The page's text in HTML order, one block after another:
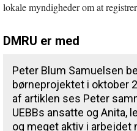
lokale myndigheder om at
DMRU er med
Peter Blum Samuelsen
børneprojektet i oktober
af artiklen ses Peter
UEBBs ansatte og Anita,
og meget aktiv i arbejdet